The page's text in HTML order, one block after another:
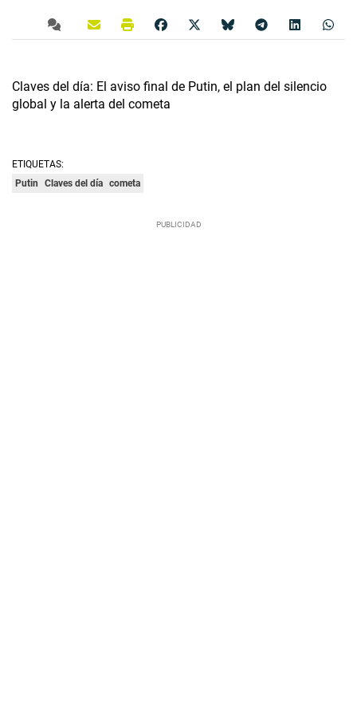
Claves del día: El aviso final de Putin, el plan del silencio
global y la alerta del cometa
ETIQUETAS:
Putin
Claves del día cometa